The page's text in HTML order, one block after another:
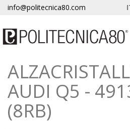
info@politecnica80.com
AUDI Q5 -
(8RB)